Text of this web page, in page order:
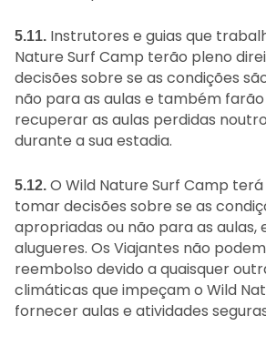
5.11. Instrutores e guias que
Nature Surf Camp terão pleno
decisões sobre se as condições
não para as aulas e também
recuperar as aulas perdidas
durante a sua estadia.
5.12. O Wild Nature Surf Camp
tomar decisões sobre se as
apropriadas ou não para as aulas,
alugueres. Os Viajantes não
reembolso devido a quaisquer
climáticas que impeçam o Wild
fornecer aulas e atividades